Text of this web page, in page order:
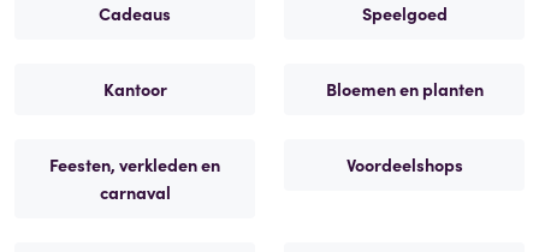
Cadeaus Speelgoed
Kantoor Bloemen en planten
Feesten, verkleden en
carnaval
Voordeelshops